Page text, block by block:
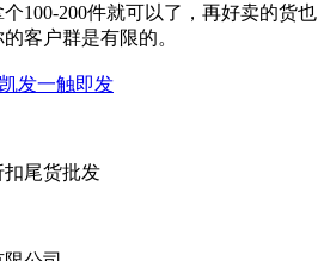
100-200件就可以了，再好卖的货也
客户群是有限的。
发一触即发
尾货批发